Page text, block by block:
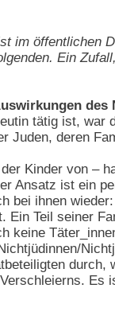
im öffentlichen
Ein
des
tätig ist, war
deren
Kinder von –
Ansatz ist ein
bei ihnen
Ein Teil seiner
keine